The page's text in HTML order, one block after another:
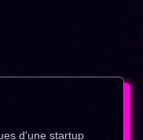
d'une startup